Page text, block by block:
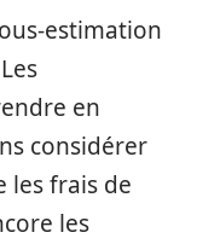
estimation
en
considérer
les frais de
les